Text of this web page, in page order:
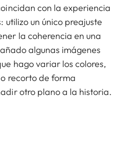
con la experiencia
utilizo un único preajuste
la coherencia en una
algunas imágenes
hago variar los colores,
recorto de forma
otro plano a la historia.